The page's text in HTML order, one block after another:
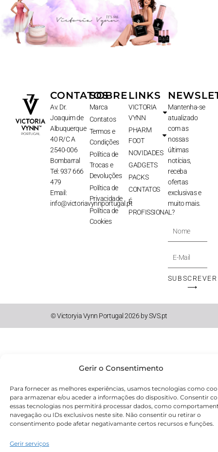
Gerir o Consentimento
Para fornecer as melhores experiências, usamos tecnologias como
para armazenar e/ou aceder a informações do dispositivo. Consentir
essas tecnologias nos permitirá processar dados, como
navegação ou IDs exclusivos neste site. Não consentir ou retirar o
consentimento pode afetar negativamante certos recursos e funções.
Gerir serviços
CONTATOS
Av. Dr.
Joaquim de
Albuquerque
40 R/C A
2540-006
Bombarral
Tel: 937 666
479
Email:
info@victoriavynnportugal.pt
SOBRE
Marca
Contatos
Termos e
Condições
Política de
Trocas e
Devoluções
Política de
Privacidade
Política de
Cookies
LINKS
VICTORIA
VYNN
PHARM
FOOT
NOVIDADES
GADGETS
PACKS
CONTATOS
É
PROFISSIONAL?
Mantenha-se
atualizado
com as
nossas
últimas
notícias,
receba
ofertas
exclusivas e
muito mais.
Nome
E-
Mail
SUBSCREVER
⟶
© Victoryia Vynn Portugal 2026 by SVS.pt